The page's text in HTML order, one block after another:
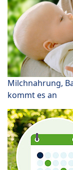
Milchnahrung,
kommt es an